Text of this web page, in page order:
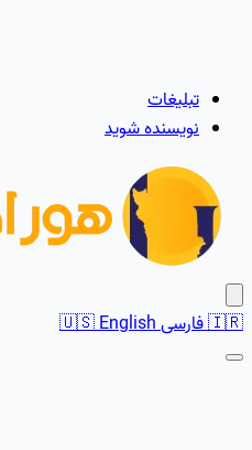
تبلیغات
نویسنده شوید
🇮🇷فارسی 🇺🇸English